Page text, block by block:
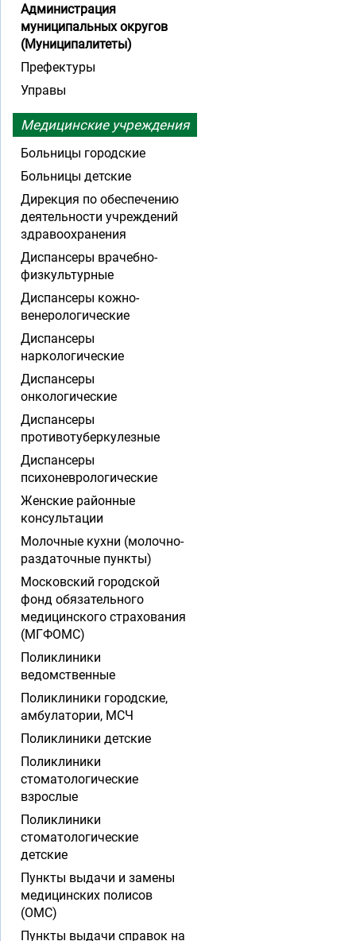
Администрация
муниципальных округов
(Муниципалитеты)
Префектуры
Управы
Медицинские учреждения
Больницы городские
Больницы детские
Дирекция по обеспечению
деятельности учреждений
здравоохранения
Диспансеры врачебно-
физкультурные
Диспансеры кожно-
венерологические
Диспансеры
наркологические
Диспансеры
онкологические
Диспансеры
противотуберкулезные
Диспансеры
психоневрологические
Женские районные
консультации
Молочные кухни (молочно-
раздаточные пункты)
Московский городской
фонд обязательного
медицинского страхования
(МГФОМС)
Поликлиники
ведомственные
Поликлиники городские,
амбулатории, МСЧ
Поликлиники детские
Поликлиники
стоматологические
взрослые
Поликлиники
стоматологические
детские
Пункты выдачи и замены
медицинских полисов
(ОМС)
Пункты выдачи справок на